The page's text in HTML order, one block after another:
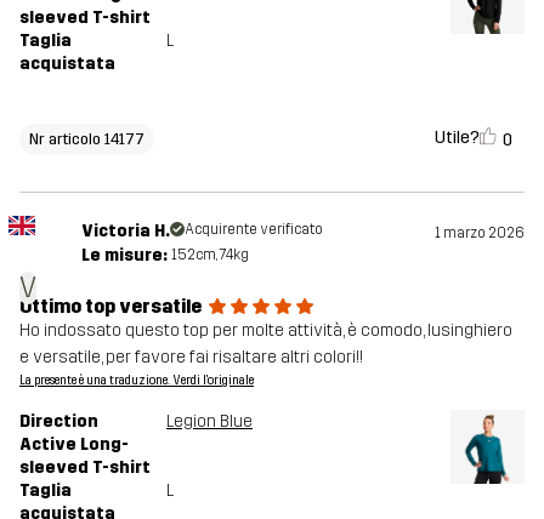
sleeved T-shirt
Taglia
acquistata
L
Nr articolo 14177 Utile? 0
V
Victoria H. Acquirente verificato 1 marzo 2026
Le misure: 152cm, 74kg
Ottimo top versatile
Ho indossato questo top per molte attività, è comodo, lusinghiero
e versatile, per favore fai risaltare altri colori!!
La presente è una traduzione. Verdi l'originale
Direction
Active Long-
sleeved T-shirt
Legion Blue
Taglia
acquistata
L